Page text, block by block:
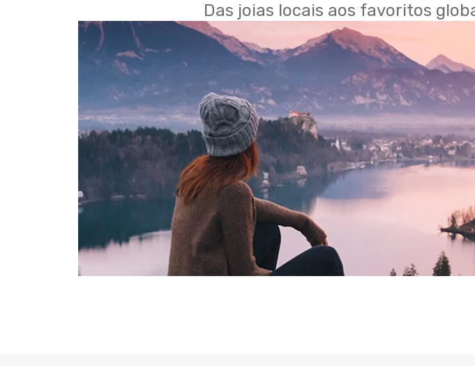
Das joias locais aos favoritos